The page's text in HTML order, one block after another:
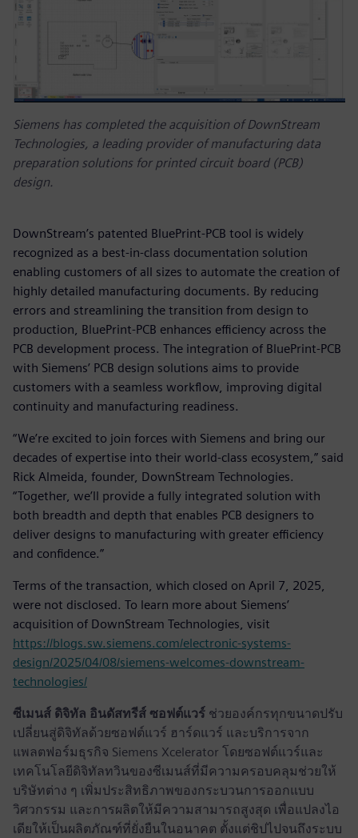
Siemens has completed the acquisition of DownStream
Technologies, a leading provider of manufacturing data
preparation solutions for printed circuit board (PCB)
design.
DownStream’s patented BluePrint-PCB tool is widely
recognized as a best-in-class documentation solution
enabling customers of all sizes to automate the creation of
highly detailed manufacturing documents. By reducing
errors and streamlining the transition from design to
production, BluePrint-PCB enhances efficiency across the
PCB development process. The integration of BluePrint-PCB
with Siemens’ PCB design solutions aims to provide
customers with a seamless workflow, improving digital
continuity and manufacturing readiness.
“We’re excited to join forces with Siemens and bring our
decades of expertise into their world-class ecosystem,” said
Rick Almeida, founder, DownStream Technologies.
“Together, we’ll provide a fully integrated solution with
both breadth and depth that enables PCB designers to
deliver designs to manufacturing with greater efficiency
and confidence.”
Terms of the transaction, which closed on April 7, 2025,
were not disclosed. To learn more about Siemens’
acquisition of DownStream Technologies, visit
https://blogs.sw.siemens.com/electronic-systems-
design/2025/04/08/siemens-welcomes-downstream-
technologies/
ซีเมนส์ ดิจิทัล อินดัสทรีส์ ซอฟต์แวร์ ช่วยองค์กรทุกขนาดปรับ
เปลี่ยนสู่ดิจิทัลด้วยซอฟต์แวร์ ฮาร์ดแวร์ และบริการจาก
แพลตฟอร์มธุรกิจ Siemens Xcelerator โดยซอฟต์แวร์และ
เทคโนโลยีดิจิทัลทวินของซีเมนส์ที่มีความครอบคลุมช่วยให้
บริษัทต่าง ๆ เพิ่มประสิทธิภาพของกระบวนการออกแบบ
วิศวกรรม และการผลิตให้มีความสามารถสูงสุด เพื่อแปลงไอ
เดียให้เป็นผลิตภัณฑ์ที่ยั่งยืนในอนาคต ตั้งแต่ชิปไปจนถึงระบบ